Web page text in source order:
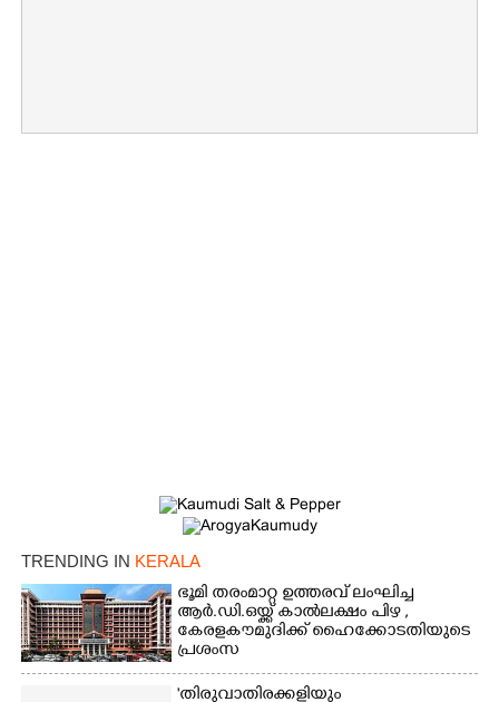
TRENDING IN KERALA
ഭൂമി തരംമാറ്റ ഉത്തരവ് ലംഘിച്ച
ആർ.ഡി.ഒയ്ക്ക് കാൽലക്ഷം പിഴ ,​
കേരളകൗമുദിക്ക് ഹൈക്കോടതിയുടെ
പ്രശംസ
'തിരുവാതിരക്കളിയും
Copy Link